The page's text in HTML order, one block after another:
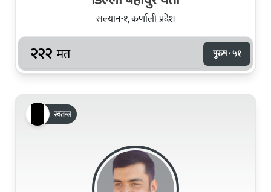
सल्यान-१, कर्णाली प्रदेश
२२२ मत पुरुष · ५१
स्वतन्त्र